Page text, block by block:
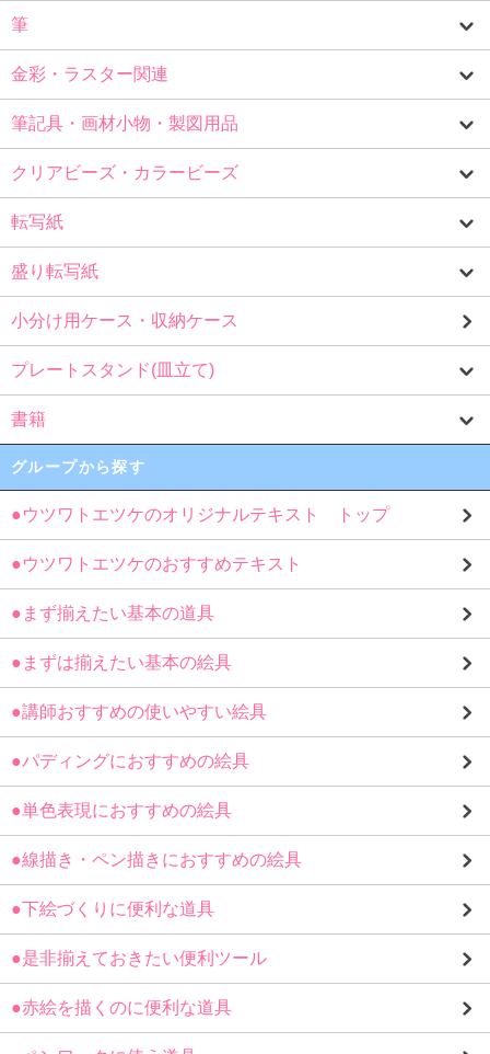
筆
金彩・ラスター関連
筆記具・画材小物・製図用品
クリアビーズ・カラービーズ
転写紙
盛り転写紙
小分け用ケース・収納ケース
プレートスタンド(皿立て)
書籍
グループから探す
●ウツワトエツケのオリジナルテキスト トップ
●ウツワトエツケのおすすめテキスト
●まず揃えたい基本の道具
●まずは揃えたい基本の絵具
●講師おすすめの使いやすい絵具
●パディングにおすすめの絵具
●単色表現におすすめの絵具
●線描き・ペン描きにおすすめの絵具
●下絵づくりに便利な道具
●是非揃えておきたい便利ツール
●赤絵を描くのに便利な道具